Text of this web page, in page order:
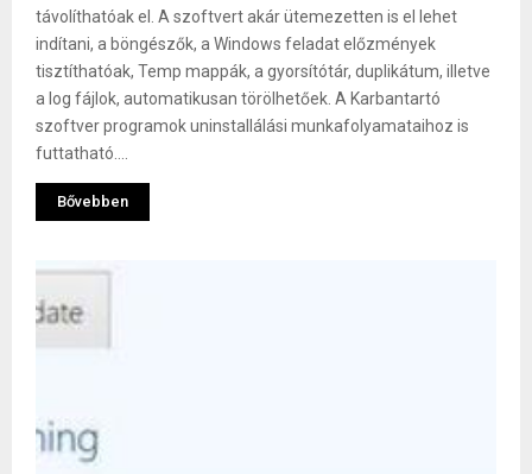
távolíthatóak el. A szoftvert akár ütemezetten is el lehet
indítani, a böngészők, a Windows feladat előzmények
tisztíthatóak, Temp mappák, a gyorsítótár, duplikátum, illetve
a log fájlok, automatikusan törölhetőek. A Karbantartó
szoftver programok uninstallálási munkafolyamataihoz is
futtatható....
Bővebben